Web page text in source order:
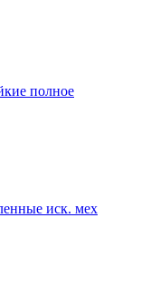
полное
иск. мех